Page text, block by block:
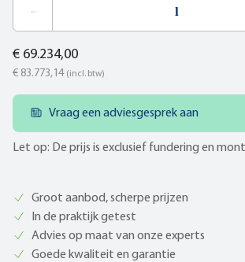
€ 69.234,00
€ 83.773,14 (incl. btw)
Vraag een adviesgesprek aan
Let op: De prijs is exclusief fundering en
Groot aanbod, scherpe prijzen
In de praktijk getest
Advies op maat van onze experts
Goede kwaliteit en garantie